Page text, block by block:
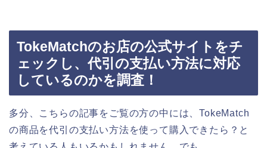
TokeMatchのお店の公式サイトをチ
ェックし、代引の支払い方法に対応
しているのかを調査！
多分、こちらの記事をご覧の方の中には、TokeMatch
の商品を代引の支払い方法を使って購入できたら？と